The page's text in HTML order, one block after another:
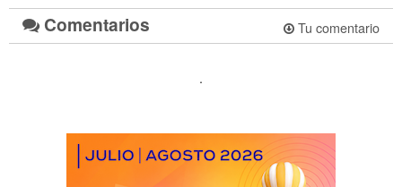
Comentarios Tu comentario
.